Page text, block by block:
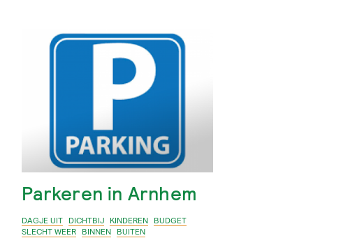
Parkeren in Arnhem
DAGJE UIT DICHTBIJ KINDEREN BUDGET
SLECHT WEER BINNEN BUITEN